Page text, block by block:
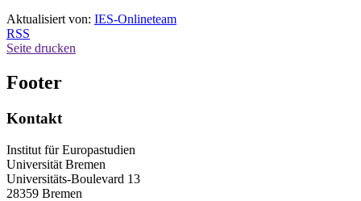
Aktualisiert von: IES-Onlineteam
RSS
Seite drucken
Footer
Kontakt
Institut für Europastudien
Universität Bremen
Universitäts-Boulevard 13
28359 Bremen